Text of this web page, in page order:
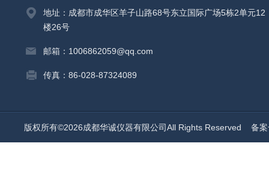
地址：成都市成华区羊子山路68号东立国际广场5栋2单元12
楼26号
邮箱：1006862059@qq.com
传真：86-028-87324089
版权所有©2026成都华诚仪器有限公司All Rights Reserved 备